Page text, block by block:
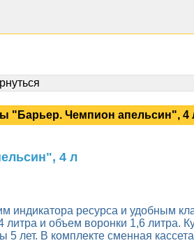
"Барьер. Чемпион апельсин", 4
4 л
индикатора ресурса и удобным
литра и объем воронки 1,6 литра.
лет. В комплекте сменная